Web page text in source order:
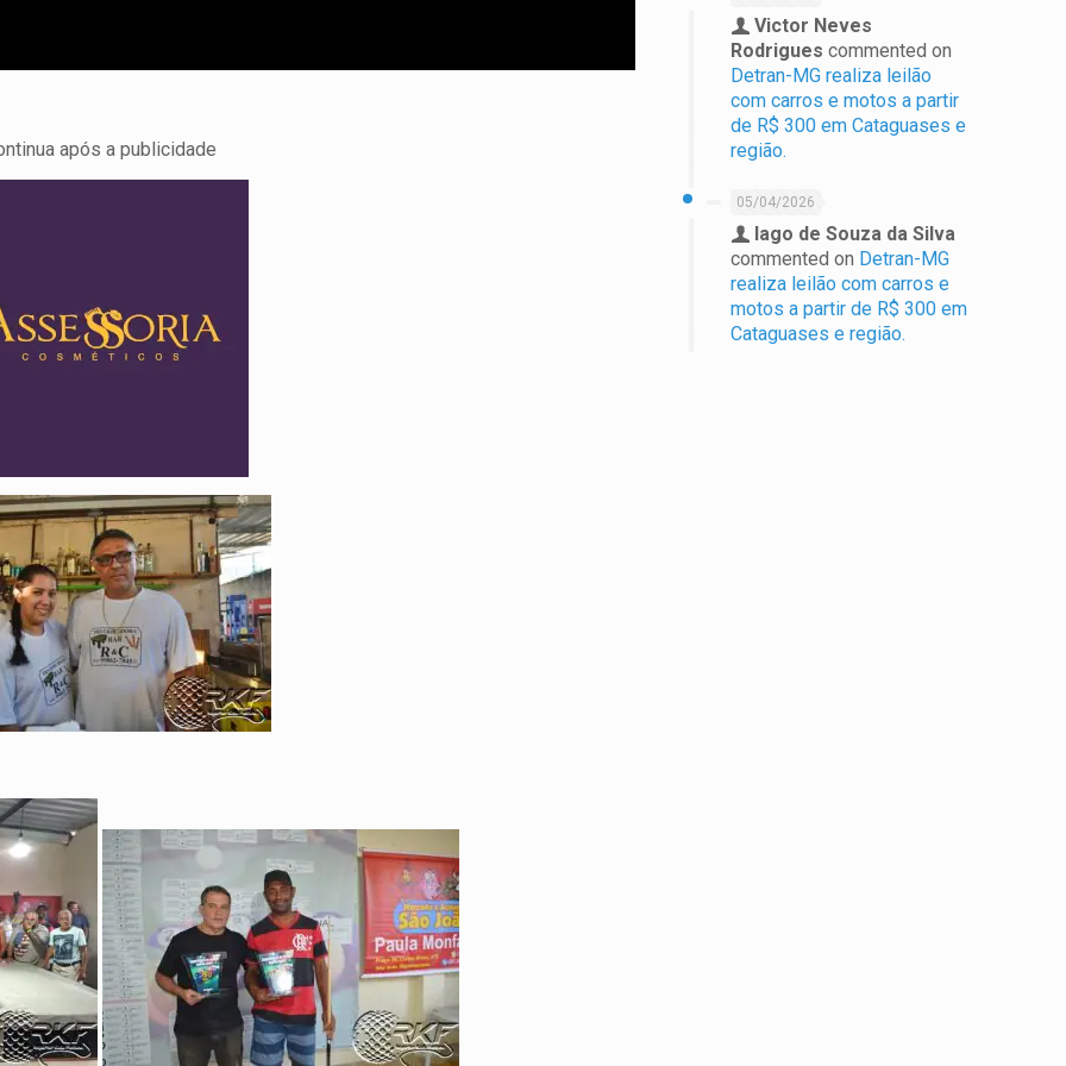
após a publicidade
Victor Neves
Rodrigues commented on
Detran-MG realiza leilão
com carros e motos a partir
de R$ 300 em Cataguases e
região.
05/04/2026
Iago de Souza da Silva
commented on Detran-MG
realiza leilão com carros e
motos a partir de R$ 300 em
Cataguases e região.